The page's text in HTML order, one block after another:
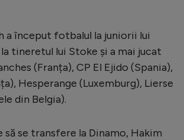
a început fotbalul la juniorii lui
tineretul lui Stoke și a mai jucat
(Franța), CP El Ejido (Spania),
Hesperange (Luxemburg), Lierse
din Belgia).
să se transfere la Dinamo, Hakim